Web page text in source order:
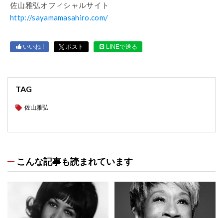
佐山雅弘オフィシャルサイト
http://sayamamasahiro.com/
いいね ! ポスト LINEで送る
TAG
佐山雅弘
こんな記事も読まれています